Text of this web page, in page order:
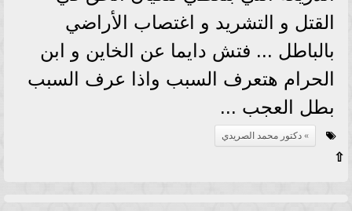
القتل و التشريد و اغتصاب الأراضي
بالباطل ... فتش دايما عن الخاين و ابن
الحرام هتعرف السبب واذا عرف السبب
بطل العجب ...
دكتور محمد الصريدي
⇧